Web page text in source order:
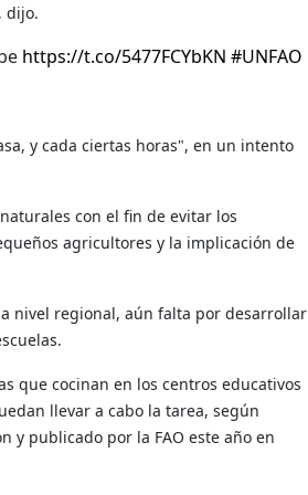
dijo.
https://t.co/5477FCYbKN #UNFAO
y cada ciertas horas", en un intento
con el fin de evitar los
agricultores y la implicación de
a nivel regional, aún falta por desarrollar
que cocinan en los centros educativos
llevar a cabo la tarea, según
y publicado por la FAO este año en